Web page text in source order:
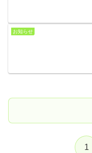
お知らせ
1